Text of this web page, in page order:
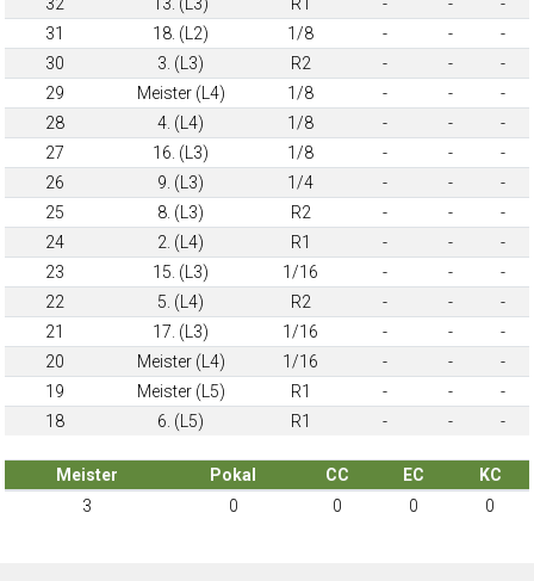
31
18. (L2) 1/8 - -
-
30
3. (L3) R2 - -
-
29
Meister (L4) 1/8 - -
-
28
4. (L4) 1/8 - -
-
27
16. (L3) 1/8 - -
-
26
9. (L3) 1/4 - -
-
25
8. (L3) R2 - -
-
24
2. (L4) R1 - -
-
23
15. (L3) 1/16 - -
-
22
5. (L4) R2 - -
-
21
17. (L3) 1/16 - -
-
20
Meister (L4) 1/16 - -
-
19
Meister (L5) R1 - -
-
18
6. (L5) R1 - - -
Meister Pokal CC EC
KC
3
0 0 0 0